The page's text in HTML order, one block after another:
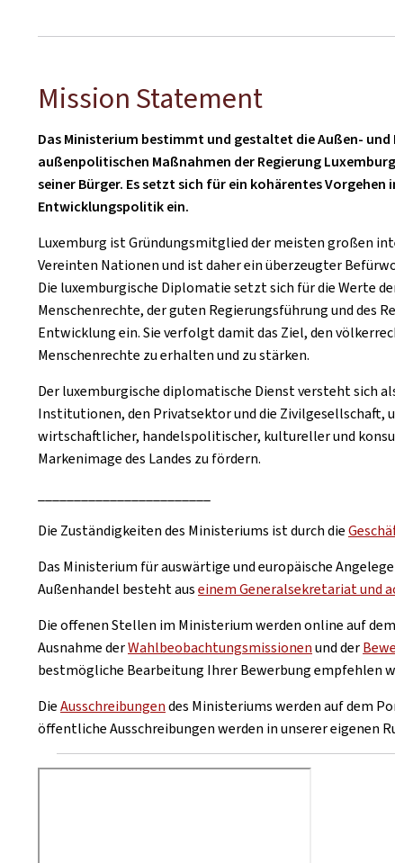
Mission Statement
Das Ministerium bestimmt und gestaltet die Außen-
außenpolitischen Maßnahmen der Regierung
seiner Bürger. Es setzt sich für ein kohärentes
Entwicklungspolitik ein.
Luxemburg ist Gründungsmitglied der meisten großen
Vereinten Nationen und ist daher ein überzeugter
Die luxemburgische Diplomatie setzt sich für die Werte
Menschenrechte, der guten Regierungsführung und des
Entwicklung ein. Sie verfolgt damit das Ziel, den
Menschenrechte zu erhalten und zu stärken.
Der luxemburgische diplomatische Dienst versteht sich
Institutionen, den Privatsektor und die Zivilgesellschaft,
wirtschaftlicher, handelspolitischer, kultureller und
Markenimage des Landes zu fördern.
Die Zuständigkeiten des Ministeriums ist durch die
Das Ministerium für auswärtige und europäische
Außenhandel besteht auseinem Generalsekretariat und
Die offenen Stellen im Ministerium werden online auf dem
Ausnahme derWahlbeobachtungsmissionenund der
bestmögliche Bearbeitung Ihrer Bewerbung empfehlen
DieAusschreibungendes Ministeriums werden auf dem
öffentliche Ausschreibungen werden in unserer eigenen